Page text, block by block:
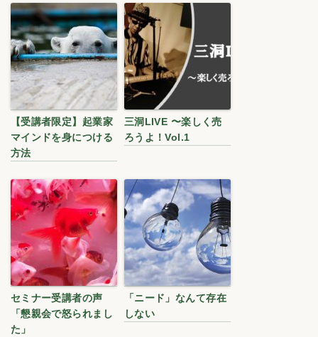
【受講者限定】起業家
マインドを身につける
方法
三洞LIVE 〜楽しく売
ろうよ！Vol.1
セミナー受講者の声
「懇親会で怒られまし
た」
「ニード」なんて存在
しない